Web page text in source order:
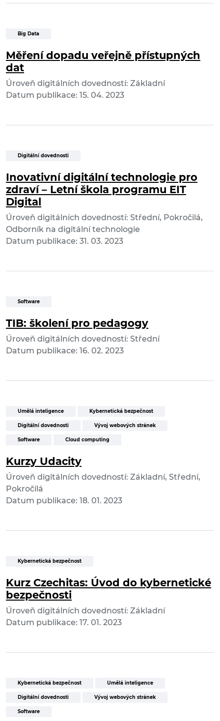
Big Data
Měření dopadu veřejně přístupných
dat
Úroveň digitálních dovedností: Základní
Datum publikace: 15. 04. 2023
Digitální dovednosti
Inovativní digitální technologie pro
zdraví – Letní škola programu EIT
Digital
Úroveň digitálních dovedností: Střední, Pokročilá,
Odborník na digitální technologie
Datum publikace: 31. 03. 2023
Software
TIB: školení pro pedagogy
Úroveň digitálních dovedností: Střední
Datum publikace: 16. 02. 2023
Umělá inteligence Kybernetická bezpečnost
Digitální dovednosti Vývoj webových stránek
Software Cloud computing
Kurzy Udacity
Úroveň digitálních dovedností: Základní, Střední,
Pokročilá
Datum publikace: 18. 01. 2023
Kybernetická bezpečnost
Kurz Czechitas: Úvod do kybernetické
bezpečnosti
Úroveň digitálních dovedností: Základní
Datum publikace: 17. 01. 2023
Kybernetická bezpečnost Umělá inteligence
Digitální dovednosti Vývoj webových stránek
Software